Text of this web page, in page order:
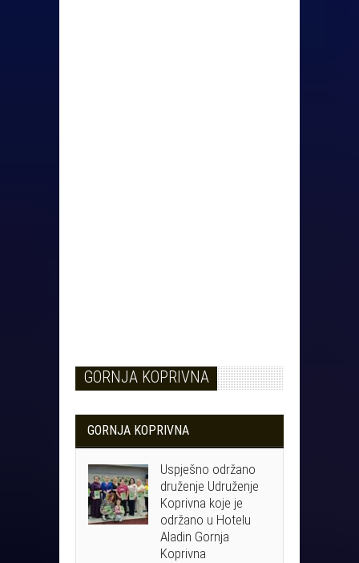
GORNJA KOPRIVNA
GORNJA KOPRIVNA
Uspješno održano
druženje Udruženje
Koprivna koje je
održano u Hotelu
Aladin Gornja
Koprivna